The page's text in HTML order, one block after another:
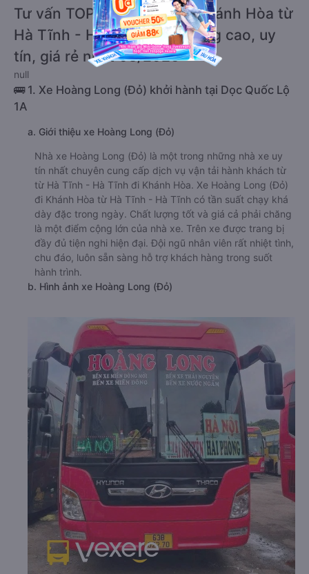
Tư vấn TOP 5 xe khách đi Khánh Hòa từ
Hà Tĩnh - Hà Tĩnh chất lượng cao, uy
tín, giá rẻ nhất 08/2026
null
🚌 1. Xe Hoàng Long (Đỏ) khởi hành tại Dọc Quốc Lộ
1A
a. Giới thiệu xe Hoàng Long (Đỏ)
Nhà xe Hoàng Long (Đỏ) là một trong những nhà xe uy
tín nhất chuyên cung cấp dịch vụ vận tải hành khách từ
từ Hà Tĩnh - Hà Tĩnh đi Khánh Hòa. Xe Hoàng Long (Đỏ)
đi Khánh Hòa từ Hà Tĩnh - Hà Tĩnh có tần suất chạy khá
dày đặc trong ngày. Chất lượng tốt và giá cả phải chăng
là một điểm cộng lớn của nhà xe. Trên xe được trang bị
đầy đủ tiện nghi hiện đại. Đội ngũ nhân viên rất nhiệt tình,
chu đáo, luôn sẵn sàng hỗ trợ khách hàng trong suốt
hành trình.
b. Hình ảnh xe Hoàng Long (Đỏ)